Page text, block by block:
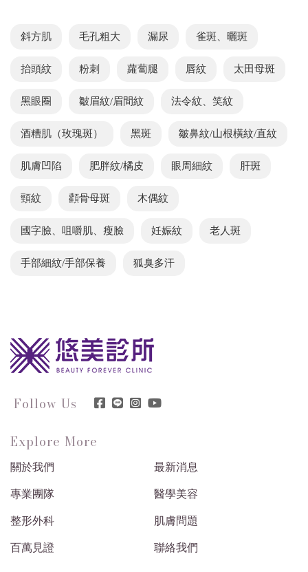
斜方肌 毛孔粗大 漏尿 雀斑、曬斑
抬頭紋 粉刺 蘿蔔腿 唇紋 太田母斑
黑眼圈 皺眉紋/眉間紋 法令紋、笑紋
酒糟肌（玫瑰斑） 黑斑 皺鼻紋/山根橫紋/直紋
肌膚凹陷 肥胖紋/橘皮 眼周細紋 肝斑
頸紋 顴骨母斑 木偶紋
國字臉、咀嚼肌、瘦臉 妊娠紋 老人斑
手部細紋/手部保養 狐臭多汗
Follow Us
Explore More
關於我們 最新消息
專業團隊 醫學美容
整形外科 肌膚問題
百萬見證 聯絡我們